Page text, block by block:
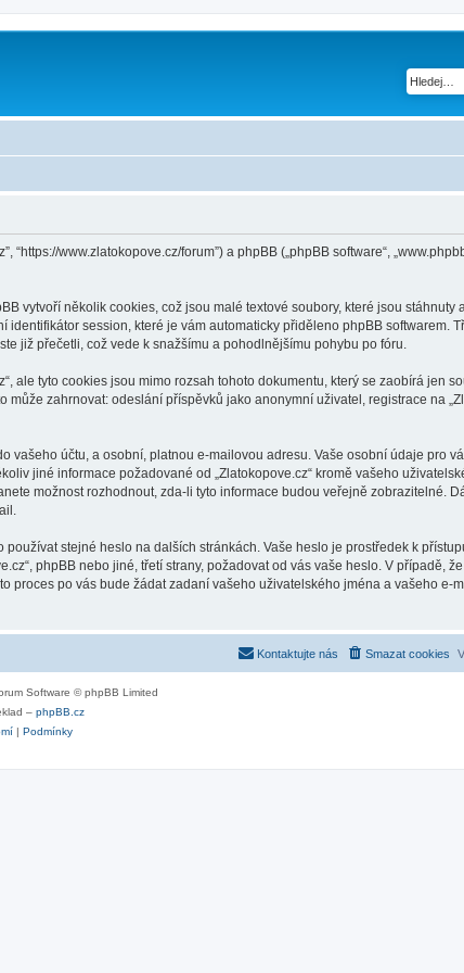
“https://www.zlatokopove.cz/forum”) a phpBB („phpBB software“,
vytvoří několik cookies, což jsou malé textové soubory, které jsou stáhnuty
session, které je vám automaticky přiděleno phpBB softwarem.
již přečetli, což vede k snažšímu a pohodlnějšímu pohybu po fóru.
ale tyto cookies jsou mimo rozsah tohoto dokumentu, který se zaobírá jen
zahrnovat: odeslání příspěvků jako anonymní uživatel, registrace na
účtu, a osobní, platnou e-mailovou adresu. Vaše osobní údaje pro
jiné informace požadované od „Zlatokopove.cz“ kromě vašeho
možnost rozhodnout, zda-li tyto informace budou veřejně zobrazitelné.
stejné heslo na dalších stránkách. Vaše heslo je prostředek k
phpBB nebo jiné, třetí strany, požadovat od vás vaše heslo. V případě,
proces po vás bude žádat zadaní vašeho uživatelského jména a vašeho e-
Smazat cookies
Kontaktujte nás
Software © phpBB Limited
– phpBB.cz
| Podmínky